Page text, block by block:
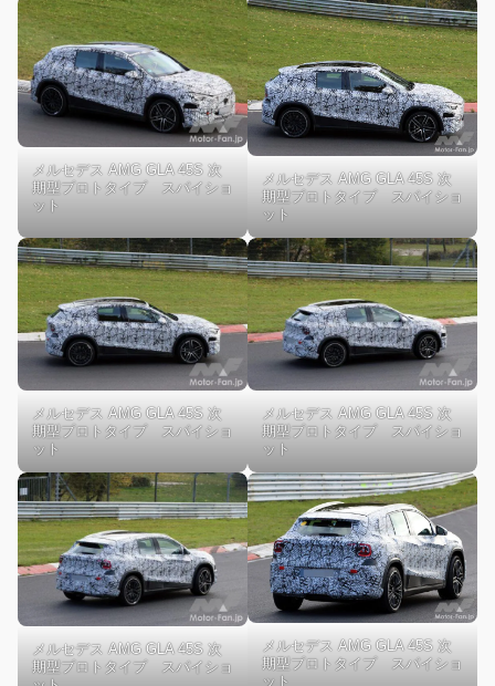
メルセデス AMG GLA 45S 次
期型プロトタイプ スパイショ
ット
メルセデス AMG GLA 45S 次
期型プロトタイプ スパイショ
ット
メルセデス AMG GLA 45S 次
期型プロトタイプ スパイショ
ット
メルセデス AMG GLA 45S 次
期型プロトタイプ スパイショ
ット
メルセデス AMG GLA 45S 次
期型プロトタイプ スパイショ
メルセデス AMG GLA 45S 次
期型プロトタイプ スパイショ
ット